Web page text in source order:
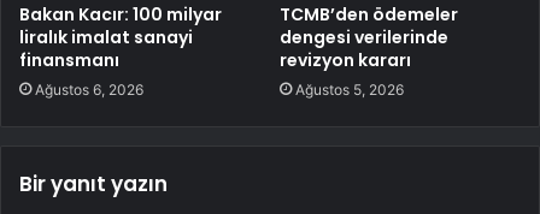
Bakan Kacır: 100 milyar
liralık imalat sanayi
finansmanı
Ağustos 6, 2026
TCMB’den ödemeler
dengesi verilerinde
revizyon kararı
Ağustos 5, 2026
Bir yanıt yazın